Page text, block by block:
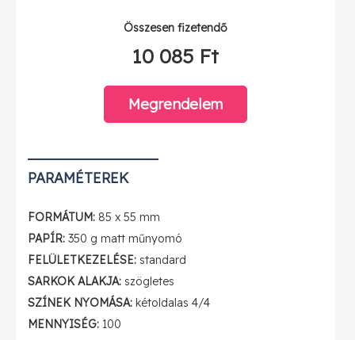
Összesen fizetendő
10 085 Ft
Megrendelem
PARAMÉTEREK
FORMÁTUM: 85 x 55 mm
PAPÍR: 350 g matt műnyomó
FELÜLETKEZELÉSE: standard
SARKOK ALAKJA: szögletes
SZÍNEK NYOMÁSA: kétoldalas 4/4
MENNYISÉG: 100